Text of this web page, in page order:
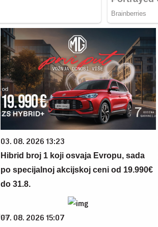
03. 08. 2026 13:23
Hibrid broj 1 koji osvaja Evropu, sada
po specijalnoj akcijskoj ceni od 19.990€
do 31.8.
07. 08. 2026 15:07